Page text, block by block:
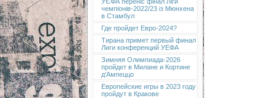
чемпіонів-2022/23 із Мюнхена
в Стамбул
Где пройдет Евро-2024?
Тирана примет первый финал
Лиги конференций УЕФА
Зимняя Олимпиада-2026
пройдет в Милане и Кортине
д’Ампеццо
Европейские игры в 2023 году
пройдут в Кракове